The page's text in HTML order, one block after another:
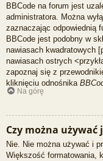
BBCode na forum jest
administratora. Można
zaznaczając odpowiednią
BBCode jest podobny w
nawiasach kwadratowych
nawiasach ostrych
zapoznaj się z
kliknięciu odnośnika
Na górę
Czy można używać
Nie. Nie można używać i
Większość formatowania,